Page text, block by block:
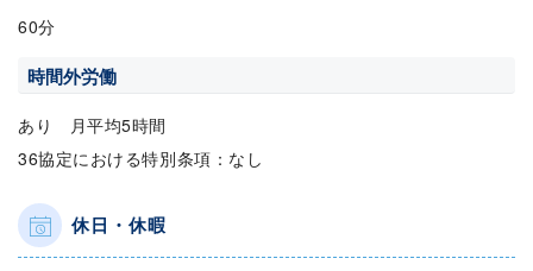
60分
時間外労働
あり 月平均5時間
36協定における特別条項：なし
休日・休暇